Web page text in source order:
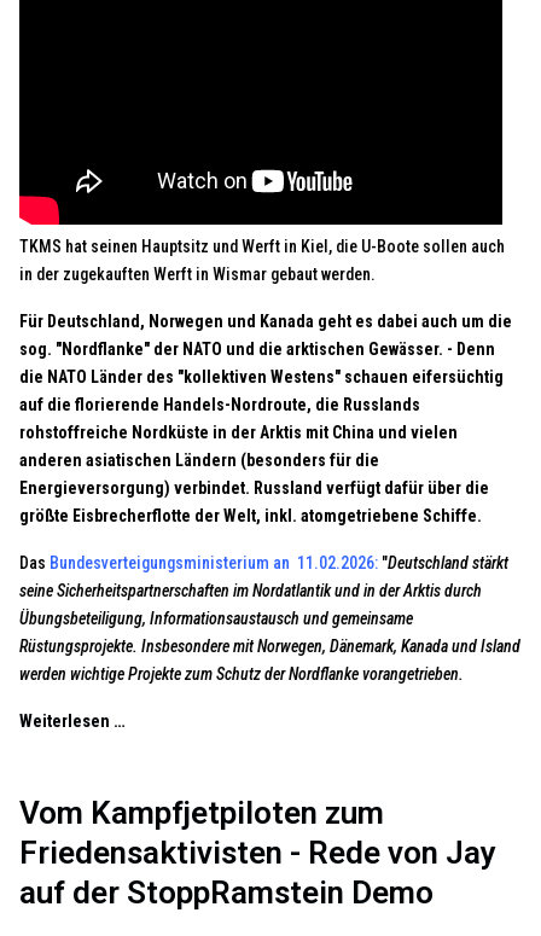
TKMS hat seinen Hauptsitz und Werft in Kiel, die U-Boote sollen auch
in der zugekauften Werft in Wismar gebaut werden.
Für Deutschland, Norwegen und Kanada geht es dabei auch um die
sog. "Nordflanke" der NATO und die arktischen Gewässer. - Denn
die NATO Länder des "kollektiven Westens" schauen eifersüchtig
auf die florierende Handels-Nordroute, die Russlands
rohstoffreiche Nordküste in der Arktis mit China und vielen
anderen asiatischen Ländern (besonders für die
Energieversorgung) verbindet. Russland verfügt dafür über die
größte Eisbrecherflotte der Welt, inkl. atomgetriebene Schiffe.
Das Bundesverteigungsministerium an 11.02.2026: "Deutschland stärkt
seine Sicherheitspartnerschaften im Nordatlantik und in der Arktis durch
Übungsbeteiligung, Informationsaustausch und gemeinsame
Rüstungsprojekte. Insbesondere mit Norwegen, Dänemark, Kanada und Island
werden wichtige Projekte zum Schutz der Nordflanke vorangetrieben.
Weiterlesen …
Vom Kampfjetpiloten zum
Friedensaktivisten - Rede von Jay
auf der StoppRamstein Demo